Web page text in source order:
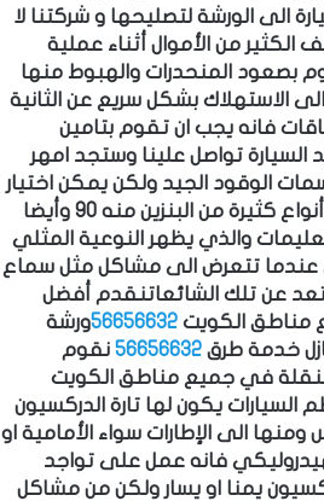
الى ا لورشة لتصليحها و شركتنا لا
الكثير من الأموال أثناء عملية
بصعود المنحدرات والهبوط منها
الاستهلاك بشكل سريع عن الثانية
فانه يجب ان تقوم بتامين
السيارة تواصل علينا وستجد امهر
الوقود الجيد ولكن يمكن اختيار
محطة وقد على درجة عالية من الجودة وستضمن عدم الغش ويتواجد أنواع كثيرة من البنزين منه 90 وأيضا
والذي يظهر النوعية المثلي
عندما تتعرض الى مشاكل مثل سماع
عن تلك الشائعاتنقدم أفضل
مناطق الكويت 56656632ورشة
خدمة طرق 56656632 نقوم
في جميع مناطق الكويت
يكون لها تارة الدركسيون
الى الإطارات سواء الأمامية او
فانه عمل على تواجد
يمنا او يسار ولكن من مشاكل